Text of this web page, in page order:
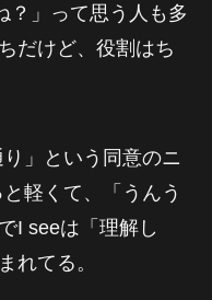
？」って思う人も多
だけど、役割はち
」という同意のニ
軽くて、「うんう
I seeは「理解し
れてる。